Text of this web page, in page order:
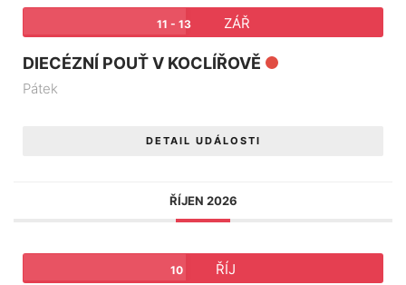
11 - 13 ZÁŘ
DIECÉZNÍ POUŤ V KOCLÍŘOVĚ
Pátek
DETAIL UDÁLOSTI
ŘÍJEN 2026
10 ŘÍJ